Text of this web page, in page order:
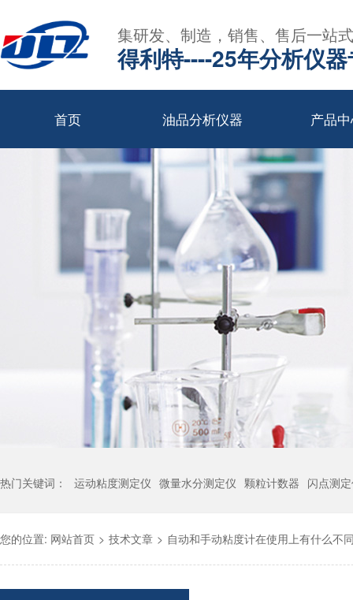
集研发、制造，销售、售后一站
得利特----25年分析仪
首页 油品分析仪器 产品
热门关键词： 运动粘度测定仪 微量水分测定仪 颗粒计数器 闪点测
您的位置: 网站首页 > 技术文章 > 自动和手动粘度计在使用上有什么不